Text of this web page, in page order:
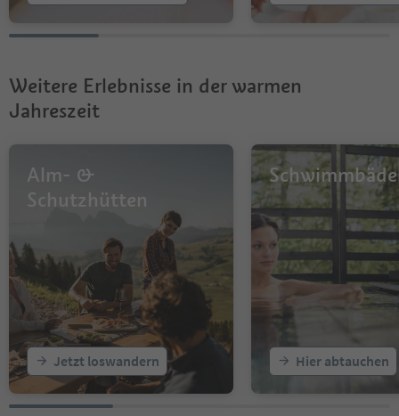
Weitere Erlebnisse in der warmen
Jahreszeit
Alm- &
Schutzhütten
Jetzt loswandern Hier abtauchen